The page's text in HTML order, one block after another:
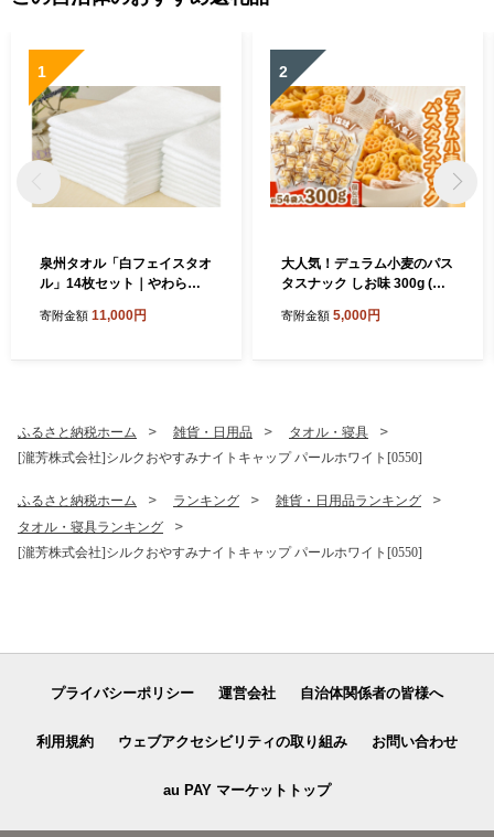
1
泉州タオル「白フェイスタオ
ル」14枚セット｜やわらか
性 普段使い 泉州タオル [381
寄附金額 11,000円
2
大人気！デュラム小麦のパス
タスナック しお味 300g (約5
個包装 パスタ スナック 塩味
寄附金額 5,000円
ふるさと納税ホーム 雑貨・日用品
タオル・寝具
[瀧芳株式会社]シルクおやすみナイトキャップ パールホワイト[0550]
ふるさと納税ホーム ランキング
雑貨・日用品ランキング
タオル・寝具ランキング
[瀧芳株式会社]シルクおやすみナイトキャップ パールホワイト[0550]
プライバシーポリシー 運営会社 自治体関係者の皆様へ
利用規約 ウェブアクセシビリティの取り組み お問い合わせ
au PAY マーケットトップ